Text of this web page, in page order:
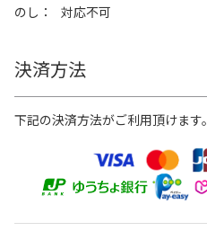
のし
対応不可
決済方法
下記の決済方法がご利用頂けます。